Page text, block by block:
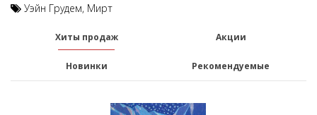
Уэйн Грудем, Мирт
Хиты продаж Акции
Новинки Рекомендуемые